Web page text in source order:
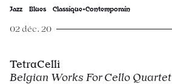
Jazz Blues Classique•Contemporain
02 déc. 20
TetraCelli
Belgian Works For Cello Quartet